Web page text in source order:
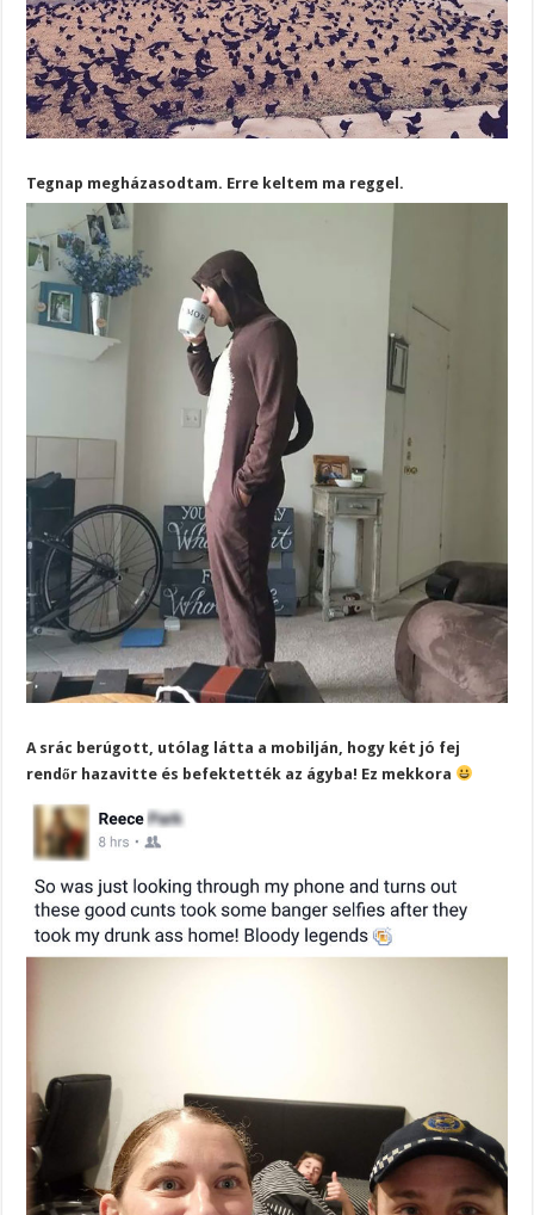
Tegnap megházasodtam. Erre keltem ma reggel.
A srác berúgott, utólag látta a mobilján, hogy két jó fej
rendőr hazavitte és befektették az ágyba! Ez mekkora